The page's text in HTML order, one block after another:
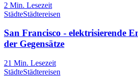
2 Min. Lesezeit
StädteStädtereisen
San Francisco - elektrisierende
der Gegensätze
21 Min. Lesezeit
StädteStädtereisen